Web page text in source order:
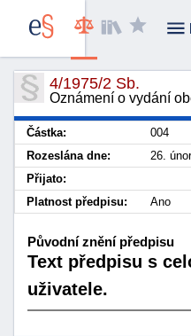
4/1975/2 Sb.
Oznámení o vydání
Částka: 004
Rozeslána dne:
26.
Přijato:
Platnost předpisu:
Ano
Původní znění předpisu
Text předpisu s
uživatele.